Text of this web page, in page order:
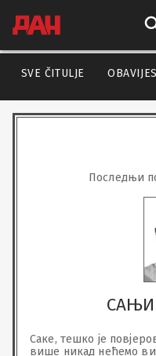
SVE ČITULJE
Последњи
САЊИ
Саке, тешко је
више никад нећемо